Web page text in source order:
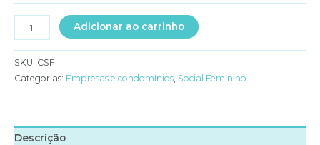
CONJUNTO
CALÇA
E
COLETE
COM
Adicionar ao carrinho
SKU: CSF
Categorias: Empresas e condomínios, Social Feminino
Descrição